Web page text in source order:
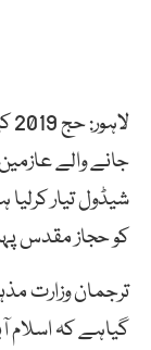
جانے والے
کو حجاز مقدس
ترجمان وزارت
گیاہے کہ اسلام